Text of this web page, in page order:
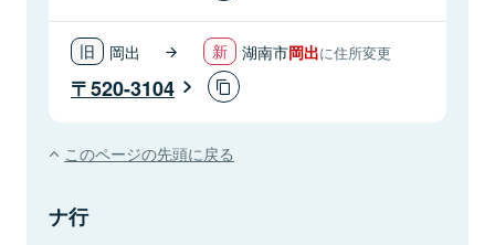
岡出 湖南市岡出に住所変更
520-3104
このページの先頭に戻る
ナ行